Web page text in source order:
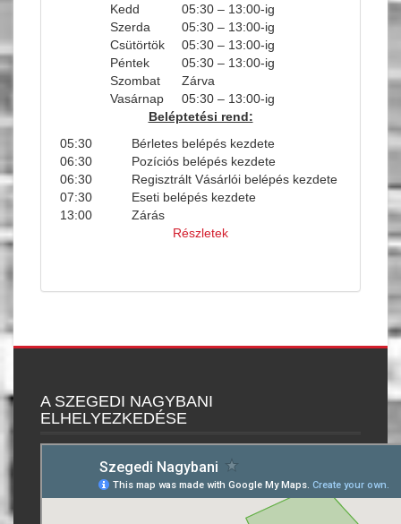
Kedd
05:30 – 13:00-ig
Szerda
05:30 – 13:00-ig
Csütörtök
05:30 – 13:00-ig
Péntek
05:30 – 13:00-ig
Szombat
Zárva
Vasárnap
05:30 – 13:00-ig
Beléptetési rend:
05:30
Bérletes belépés kezdete
06:30
Pozíciós belépés kezdete
06:30
Regisztrált Vásárlói belépés kezdete
07:30
Eseti belépés kezdete
13:00
Zárás
Részletek
A SZEGEDI NAGYBANI
ELHELYEZKEDÉSE